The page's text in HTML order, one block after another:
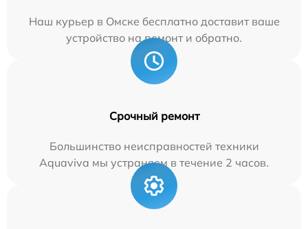
Наш курьер в Омске бесплатно доставит ваше
устройство на ремонт и обратно.
Срочный ремонт
Большинство неисправностей техники
Aquaviva мы устраняем в течение 2 часов.